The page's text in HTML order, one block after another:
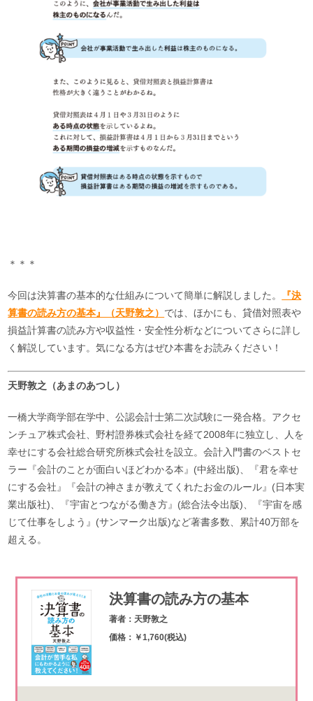
＊＊＊
今回は決算書の基本的な仕組みについて簡単に解説しました。
『決
算書の読み方の基本』（天野敦之） では、ほかにも、貸借対照表や
損益計算書の読み方や収益性・安全性分析などについてさらに詳し
く解説しています。気になる方はぜひ本書をお読みください！
天野敦之（あまのあつし）
一橋大学商学部在学中、公認会計士第二次試験に一発合格。アクセ
ンチュア株式会社、野村證券株式会社を経て2008年に独立し、人を
幸せにする会社総合研究所株式会社を設立。会計入門書のベストセ
ラー『会計のことが面白いほどわかる本』(中経出版)、『君を幸せ
にする会社』『会計の神さまが教えてくれたお金のルール』(日本実
業出版社)、『宇宙とつながる働き方』(総合法令出版)、『宇宙を感
じて仕事をしよう』(サンマーク出版)など著書多数、累計40万部を
超える。
決算書の読み方の基本
著者：天野敦之
価格：￥1,760(税込)